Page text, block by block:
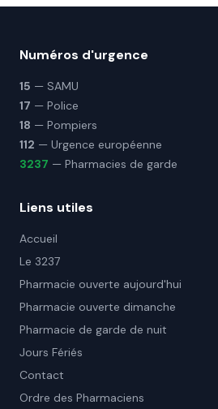
Numéros d'urgence
15 — SAMU
17 — Police
18 — Pompiers
112 — Urgence européenne
3237 — Pharmacies de garde
Liens utiles
Accueil
Le 3237
Pharmacie ouverte aujourd'hui
Pharmacie ouverte dimanche
Pharmacie de garde de nuit
Jours Fériés
Contact
Ordre des Pharmaciens